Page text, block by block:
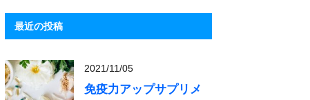
最近の投稿
2021/11/05
免疫力アップサプリメ